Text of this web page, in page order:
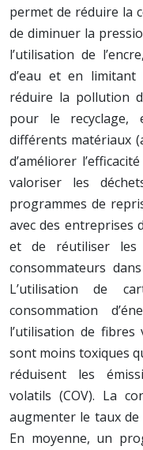
permet de réduire la
de diminuer la
l’utilisation de
d’eau et en
réduire la pollution
pour le recyclage,
différents matériaux
d’améliorer
valoriser les
programmes de
avec des entreprises
et de réutiliser les
consommateurs
L’utilisation de
consommation
l’utilisation de fibres
sont moins toxiques
réduisent les
volatils (COV). La
augmenter le taux de
En moyenne, un